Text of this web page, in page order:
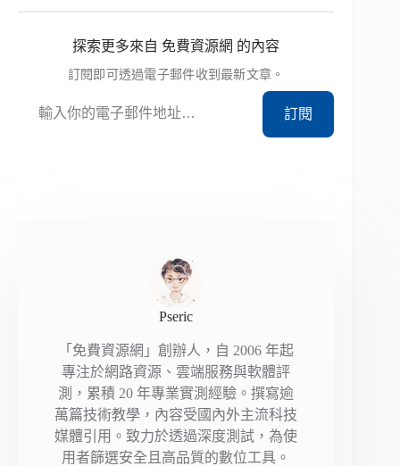
探索更多來自 免費資源網 的內容
訂閱即可透過電子郵件收到最新文章。
訂閱
Pseric
「免費資源網」創辦人，自 2006 年起
專注於網路資源、雲端服務與軟體評
測，累積 20 年專業實測經驗。撰寫逾
萬篇技術教學，內容受國內外主流科技
媒體引用。致力於透過深度測試，為使
用者篩選安全且高品質的數位工具。